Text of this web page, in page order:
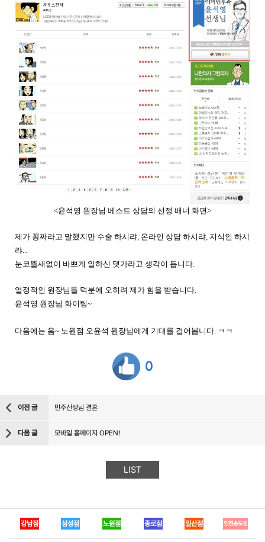
<윤석영 원장님 베스트 상담의 선정 배너 화면>
제가 꽁짜라고 말했지만 수술 하시랴, 온라인 상담 하시랴, 지식인 하시
랴...
눈코뜰새없이 바쁘게 일하신 댓가라고 생각이 듭니다.
열정적인 원장님들 덕분에 오히려 제가 힘을 받습니다.
윤석영 원장님 화이팅~
다음에는 음~ 노원점 오윤석 원장님에게 기대를 걸어봅니다. ㅋㅋ
0
이전 글 민주선생님 결혼
다음 글 모바일 홈페이지 OPEN!
LIST
강남점 삼성점 노원점 종로점 일산점 인천송도점